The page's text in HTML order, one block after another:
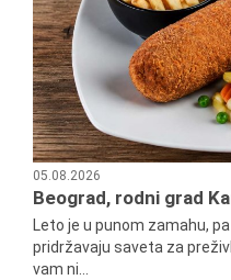
05.08.2026
Beograd, rodni grad
Leto je u punom zamahu,
pridržavaju saveta za
vam ni...